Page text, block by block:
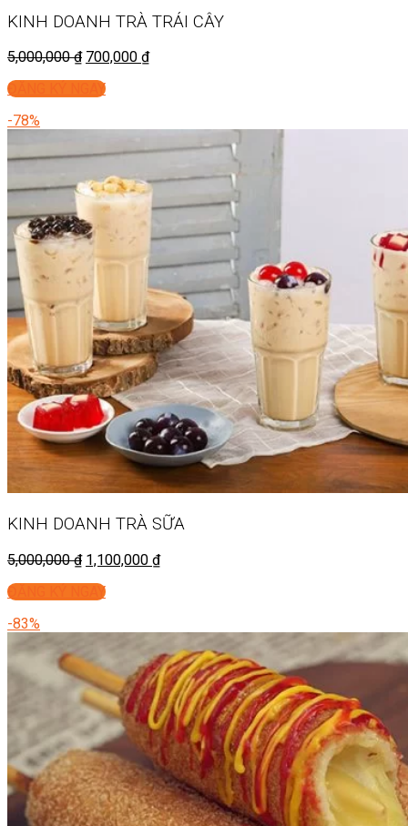
KINH DOANH TRÀ TRÁI CÂY
5,000,000₫ 700,000 ₫
ĐĂNG KÝ NGAY
-78%
KINH DOANH TRÀ SỮA
5,000,000₫ 1,100,000 ₫
ĐĂNG KÝ NGAY
-83%